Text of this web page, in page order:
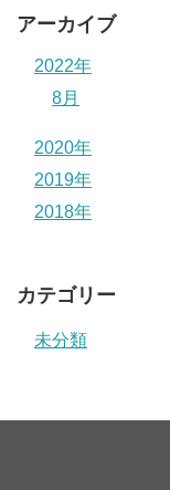
アーカイブ
2022年
8月
2020年
2019年
2018年
カテゴリー
未分類